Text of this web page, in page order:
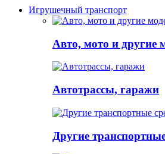
Игрушечный транспорт
Авто, мото и другие
Автотрассы, гаражи
Другие